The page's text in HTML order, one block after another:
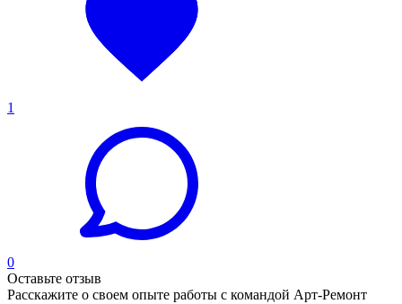
1
0
Оставьте отзыв
Расскажите о своем опыте работы с командой Арт-Ремонт